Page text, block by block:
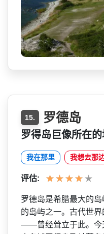
15. 罗德岛
罗得岛巨像所在
我在那里 我想去那
评估:
罗德岛是希腊最大的
的岛屿之一。古代世
——曾经耸立于此。今